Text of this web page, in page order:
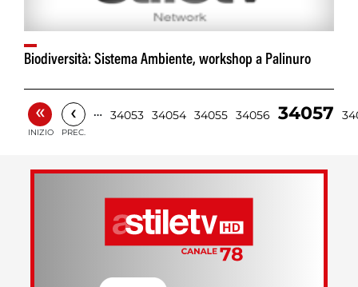
Biodiversità: Sistema Ambiente, workshop a Palinuro
«
INIZIO
‹
PREC.
… 34053 34054 34055 34056 34057